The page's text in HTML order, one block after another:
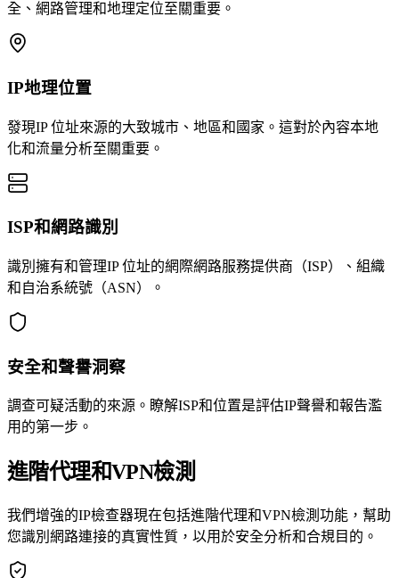
全、網路管理和地理定位至關重要。
IP地理位置
發現IP 位址來源的大致城市、地區和國家。這對於內容本地
化和流量分析至關重要。
ISP和網路識別
識別擁有和管理IP 位址的網際網路服務提供商（ISP）、組織
和自治系統號（ASN）。
安全和聲譽洞察
調查可疑活動的來源。瞭解ISP和位置是評估IP聲譽和報告濫
用的第一步。
進階代理和VPN檢測
我們增強的IP檢查器現在包括進階代理和VPN檢測功能，幫助
您識別網路連接的真實性質，以用於安全分析和合規目的。